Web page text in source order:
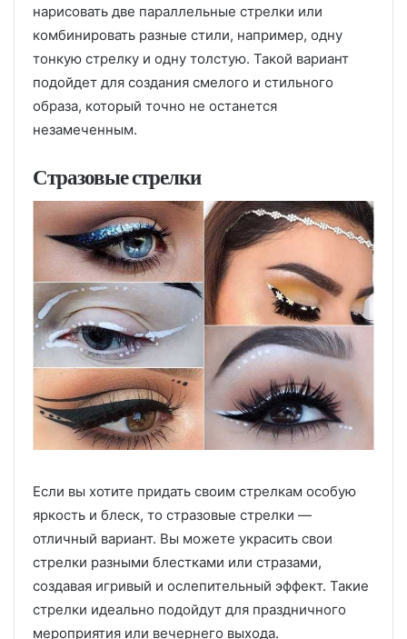
нарисовать две параллельные стрелки или
комбинировать разные стили, например, одну
тонкую стрелку и одну толстую. Такой вариант
подойдет для создания смелого и стильного
образа, который точно не останется
незамеченным.
Стразовые стрелки
Если вы хотите придать своим стрелкам особую
яркость и блеск, то стразовые стрелки —
отличный вариант. Вы можете украсить свои
стрелки разными блестками или стразами,
создавая игривый и ослепительный эффект. Такие
стрелки идеально подойдут для праздничного
мероприятия или вечернего выхода.